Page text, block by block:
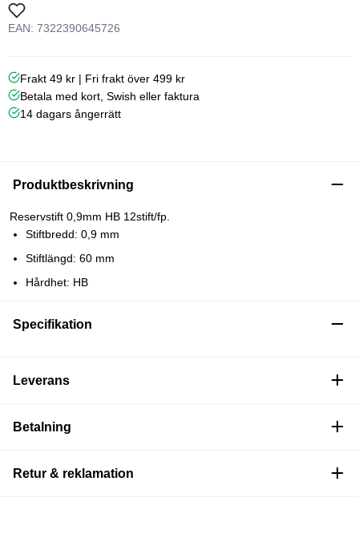
EAN: 7322390645726
Frakt 49 kr | Fri frakt över 499 kr
Betala med kort, Swish eller faktura
14 dagars ångerrätt
Produktbeskrivning
Reservstift 0,9mm HB 12stift/fp.
Stiftbredd: 0,9 mm
Stiftlängd: 60 mm
Hårdhet: HB
Specifikation
Leverans
Betalning
Retur & reklamation